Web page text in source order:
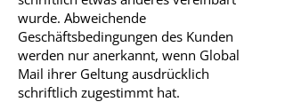
wurde. Abweichende
Geschäftsbedingungen des Kunden
werden nur anerkannt, wenn Global
Mail ihrer Geltung ausdrücklich
schriftlich zugestimmt hat.